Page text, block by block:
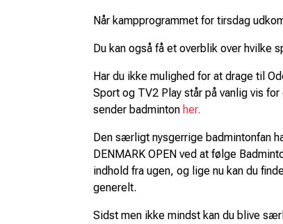
Når kampprogrammet for tirsdag
Du kan også få et overblik over hvilke
Har du ikke mulighed for at drage til
Sport og TV2 Play står på vanlig vis
sender badminton her.
Den særligt nysgerrige badmintonfan
DENMARK OPEN ved at følge
indhold fra ugen, og lige nu kan du
generelt.
Sidst men ikke mindst kan du blive